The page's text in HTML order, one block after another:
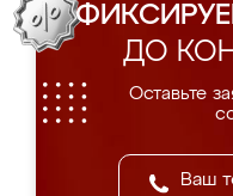
ДО
Оставьте